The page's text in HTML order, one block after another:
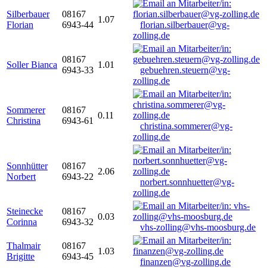
Silberbauer
Florian
08167
6943-44
1.07
florian.silberbauer@vg-
zolling.de
Soller Bianca
08167
6943-33
1.01
gebuehren.steuern@vg-
zolling.de
Sommerer
Christina
08167
6943-61
0.11
christina.sommerer@vg-
zolling.de
Sonnhütter
Norbert
08167
6943-22
2.06
norbert.sonnhuetter@vg-
zolling.de
Steinecke
Corinna
08167
6943-32
0.03
vhs-zolling@vhs-moosburg.de
Thalmair
Brigitte
08167
6943-45
1.03
finanzen@vg-zolling.de